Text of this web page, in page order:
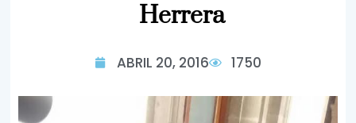
Herrera
ABRIL 20, 2016 1750